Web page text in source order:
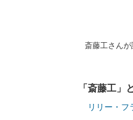
斎藤工さん
「斎藤工」
リリー・フ